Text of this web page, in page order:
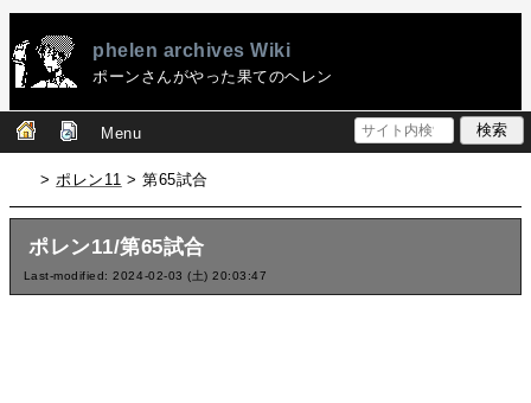
phelen archives Wiki
ポーンさんがやった果てのヘレン
Menu
>ポレン11 > 第65試合
ポレン11/第65試合
Last-modified: 2024-02-03 (土) 20:03:47